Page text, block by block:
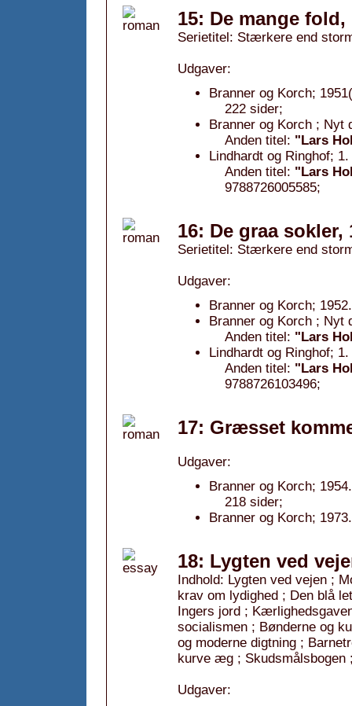
15: De mange fold,
Serietitel: Stærkere end
Udgaver:
Branner og Korch;
222 sider;
Branner og Korch ; Nyt
Anden titel: "Lars
Lindhardt og Ringhof;
Anden titel: "Lars
9788726005585;
16: De graa sokler,
Serietitel: Stærkere end
Udgaver:
Branner og Korch; 1952.
Branner og Korch ; Nyt
Anden titel: "Lars
Lindhardt og Ringhof;
Anden titel: "Lars
9788726103496;
17: Græsset
Udgaver:
Branner og Korch; 1954.
218 sider;
Branner og Korch; 1973.
18: Lygten ved
Indhold: Lygten ved vejen ;
krav om lydighed ; Den blå
Ingers jord ;
socialismen ; Bønderne og
og moderne digtning ;
kurve æg ;
Udgaver: